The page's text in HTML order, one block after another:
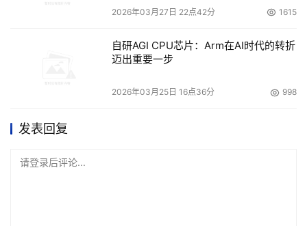
2026年03月27日 22点42分 1615
自研AGI CPU芯片：Arm在AI时代的转折
迈出重要一步
2026年03月25日 16点36分 998
发表回复
请登录后评论...